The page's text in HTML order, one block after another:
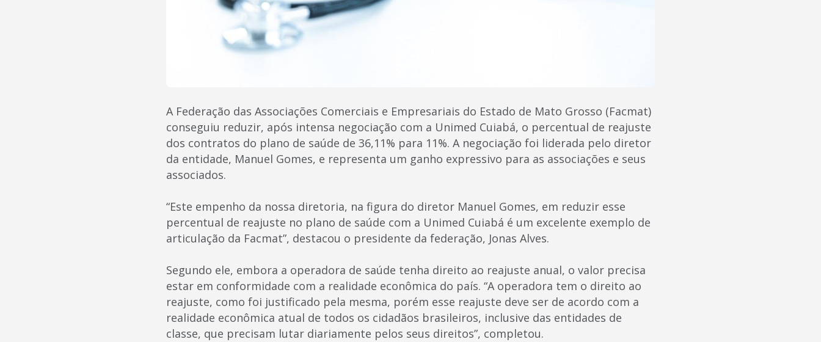
A Federação das Associações Comerciais e Empresariais do Estado de Mato Grosso (Facmat)
conseguiu reduzir, após intensa negociação com a Unimed Cuiabá, o percentual de reajuste
dos contratos do plano de saúde de 36,11% para 11%. A negociação foi liderada pelo diretor
da entidade, Manuel Gomes, e representa um ganho expressivo para as associações e seus
associados.
“Este empenho da nossa diretoria, na figura do diretor Manuel Gomes, em reduzir esse
percentual de reajuste no plano de saúde com a Unimed Cuiabá é um excelente exemplo de
articulação da Facmat”, destacou o presidente da federação, Jonas Alves.
Segundo ele, embora a operadora de saúde tenha direito ao reajuste anual, o valor precisa
estar em conformidade com a realidade econômica do país. “A operadora tem o direito ao
reajuste, como foi justificado pela mesma, porém esse reajuste deve ser de acordo com a
realidade econômica atual de todos os cidadãos brasileiros, inclusive das entidades de
classe, que precisam lutar diariamente pelos seus direitos”, completou.